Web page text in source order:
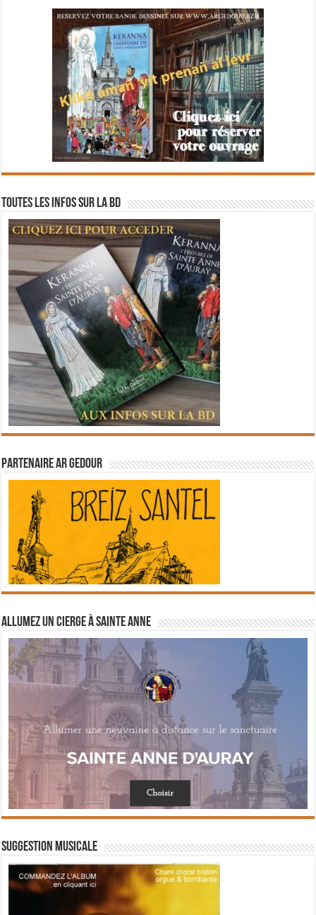
Toutes les infos sur la BD
Partenaire Ar Gedour
Allumez un cierge à Sainte Anne
Suggestion musicale